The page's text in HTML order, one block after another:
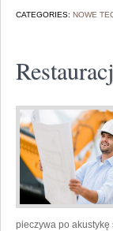
CATEGORIES: NOWE
pieczywa po